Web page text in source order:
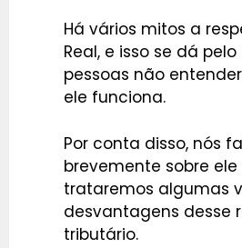
Há vários mitos a
Real, e isso se dá
pessoas não
ele funciona.
Por conta disso, nós
brevemente sobre ele
trataremos algumas
desvantagens desse
tributário.